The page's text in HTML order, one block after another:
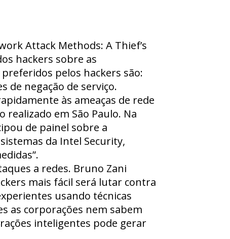
Attack Methods: A Thief’s
hackers sobre as
pelos hackers são:
de negação de serviço.
às ameaças de rede
em São Paulo. Na
de painel sobre a
da Intel Security,
a redes. Bruno Zani
mais fácil será lutar contra
usando técnicas
as corporações nem sabem
inteligentes pode gerar